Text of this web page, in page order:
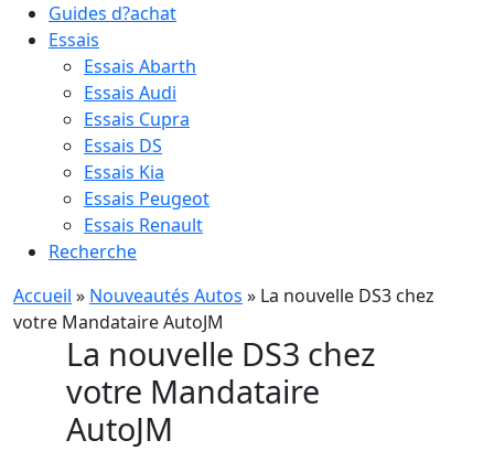
Guides d?achat
Essais
Essais Abarth
Essais Audi
Essais Cupra
Essais DS
Essais Kia
Essais Peugeot
Essais Renault
Recherche
Accueil » Nouveautés Autos » La nouvelle DS3 chez
votre Mandataire AutoJM
La nouvelle DS3 chez
votre Mandataire
AutoJM